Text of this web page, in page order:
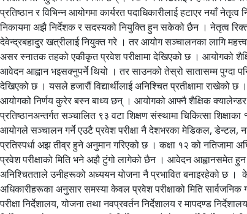
प्रतिष्ठान र विभिन्न आयोगमा कार्यरत पदाधिकारीलाई हटाएर नयाँ
निकायमा अझै निर्देशक र सदस्यको नियुक्ति हुन सकेको छैन । नेतृत्व रिक्त
देवेन्द्रबहादुर खत्रीलाई नियुक्त गरे । तर आयोग सञ्चालनका लागि
असर स्नातक तहको एकीकृत प्रवेश परीक्षामा देखिएको छ । आयोगको
आवेदन आह्वान भइसक्नुपर्ने थियो । तर साउनको तेस्रो सातासम्म
देखिएको छ । यसले हजारौं विद्यार्थीलाई अनिश्चित प्रतीक्षामा राखेको छ
आयोगको निर्णय कुरेर बस्न बाध्य छन् । आयोगको आफ्नै शैक्षिक क्यालेन्डर
प्रतिष्ठानअन्तर्गत सञ्चालित ९३ वटा शिक्षण संस्थामा चिकित्सा
आयोगले सञ्चालन गर्ने एउटै प्रवेश परीक्षा नै देशभरका मेडिकल, डेन्टल,
प्रतिस्पर्धा अझ तीव्र हुने अनुमान गरिएको छ । कक्षा १२ को नतिजामा
प्रवेश परीक्षाको मिति भने अझै टुंगो लागेको छैन । आवेदन आह्वानसमेत हुन
अनिश्चितताले उनीहरूको अध्ययन योजना नै प्रभावित बनाइरहेको छ । के
अधिकारीहरूका अनुसार समस्या केवल प्रवेश परीक्षाको मिति
परीक्षा निर्देशालय, योजना तथा नवप्रवर्तन निर्देशालय र मापदण्ड